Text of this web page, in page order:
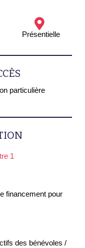
Présentielle
particulière
1
financement pour
des bénévoles /